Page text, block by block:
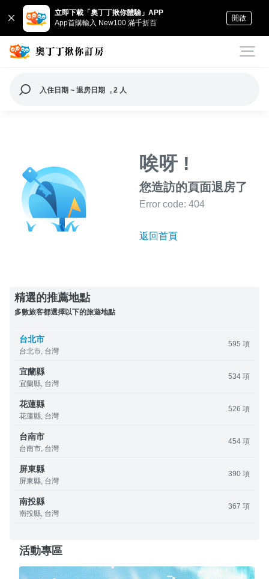
立即下載「奧丁丁揪你體驗」APP
App首購輸入 New100 滿千折百
開啟
入住日期 ~ 退房日期 , 2 人
唉呀 !
您造訪的頁面退房了
Error code: 404
返回首頁
精選的推薦地點
多數旅客都選擇以下的旅遊地點
台北市
台北市, 台灣
595 項
宜蘭縣
宜蘭縣, 台灣
534 項
花蓮縣
花蓮縣, 台灣
526 項
台南市
台南市, 台灣
454 項
屏東縣
屏東縣, 台灣
390 項
南投縣
南投縣, 台灣
367 項
活動專區